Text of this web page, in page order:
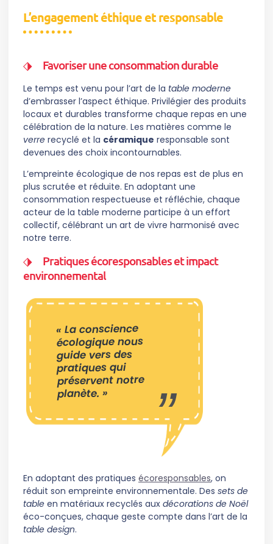
L’engagement éthique et responsable
Favoriser une consommation durable
Le temps est venu pour l’art de la table moderne
d’embrasser l’aspect éthique. Privilégier des produits
locaux et durables transforme chaque repas en une
célébration de la nature. Les matières comme le
verre recyclé et la céramique responsable sont
devenues des choix incontournables.
L’empreinte écologique de nos repas est de plus en
plus scrutée et réduite. En adoptant une
consommation respectueuse et réfléchie, chaque
acteur de la table moderne participe à un effort
collectif, célébrant un art de vivre harmonisé avec
notre terre.
Pratiques écoresponsables et impact
environnemental
« La conscience
écologique nous
guide vers des
pratiques qui
préservent notre
planète. »
En adoptant des pratiques écoresponsables, on
réduit son empreinte environnementale. Des sets de
table en matériaux recyclés aux décorations de Noël
éco-conçues, chaque geste compte dans l’art de la
table design.